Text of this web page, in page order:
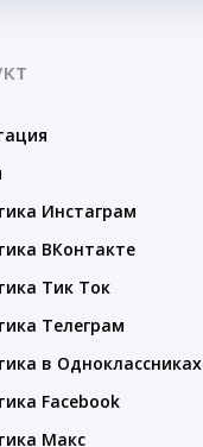
Инстаграм
ВКонтакте
Тик Ток
Телеграм
в Одноклассниках
Facebook
Макс